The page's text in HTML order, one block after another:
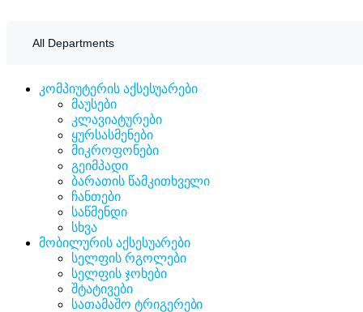
All Departments
კომპიუტერის აქსესუარები
მაუსები
კლავიატურები
ყურსასმენები
მიკროფონები
გეიმპადი
ბარათის წამკითხველი
ჩანთები
საწმენდი
სხვა
მობილურის აქსესუარები
სელფის რგოლები
სელფის ჯოხები
შტატივები
სათამაშო ტრიგერები